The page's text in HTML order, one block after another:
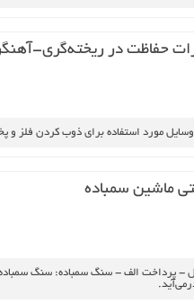
حفاظت‌ در ريخته‌گري‌-
مورد استفاده‌ براي‌ ذوب‌ كردن‌
ماشين‌ سمباده‌
پرداخت‌ الف‌ - سنگ‌ سمباده:‌ سنگ‌